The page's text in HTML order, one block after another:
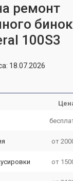
ремонт
100S3
18.07.2026
от
от